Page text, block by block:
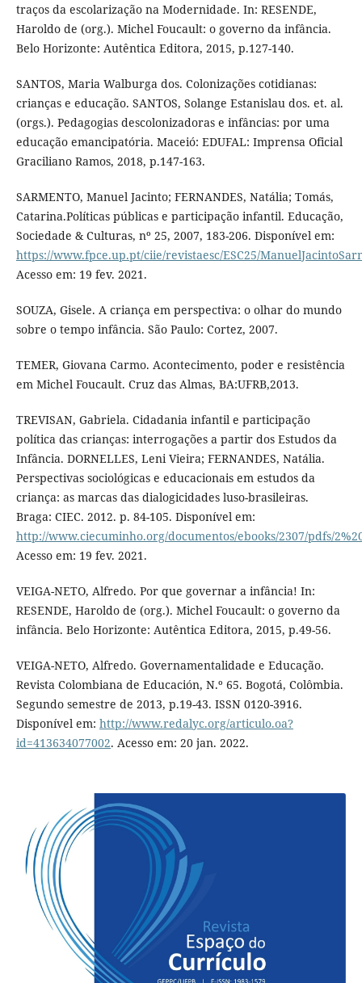
traços da escolarização na Modernidade. In: RESENDE,
Haroldo de (org.). Michel Foucault: o governo da infância.
Belo Horizonte: Autêntica Editora, 2015, p.127-140.
SANTOS, Maria Walburga dos. Colonizações cotidianas:
crianças e educação. SANTOS, Solange Estanislau dos. et. al.
(orgs.). Pedagogias descolonizadoras e infâncias: por uma
educação emancipatória. Maceió: EDUFAL: Imprensa Oficial
Graciliano Ramos, 2018, p.147-163.
SARMENTO, Manuel Jacinto; FERNANDES, Natália; Tomás,
Catarina.Políticas públicas e participação infantil. Educação,
Sociedade & Culturas, nº 25, 2007, 183-206. Disponível em:
https://www.fpce.up.pt/ciie/revistaesc/ESC25/
Acesso em: 19 fev. 2021.
SOUZA, Gisele. A criança em perspectiva: o olhar do mundo
sobre o tempo infância. São Paulo: Cortez, 2007.
TEMER, Giovana Carmo. Acontecimento, poder e resistência
em Michel Foucault. Cruz das Almas, BA:UFRB,2013.
TREVISAN, Gabriela. Cidadania infantil e participação
política das crianças: interrogações a partir dos Estudos da
Infância. DORNELLES, Leni Vieira; FERNANDES, Natália.
Perspectivas sociológicas e educacionais em estudos da
criança: as marcas das dialogicidades luso-brasileiras.
Braga: CIEC. 2012. p. 84-105. Disponível em:
http://www.ciecuminho.org/documentos/ebooks/2307/pdfs/
Acesso em: 19 fev. 2021.
VEIGA-NETO, Alfredo. Por que governar a infância! In:
RESENDE, Haroldo de (org.). Michel Foucault: o governo da
infância. Belo Horizonte: Autêntica Editora, 2015, p.49-56.
VEIGA-NETO, Alfredo. Governamentalidade e Educação.
Revista Colombiana de Educación, N.º 65. Bogotá, Colômbia.
Segundo semestre de 2013, p.19-43. ISSN 0120-3916.
Disponível em: http://www.redalyc.org/articulo.oa?
id=413634077002. Acesso em: 20 jan. 2022.